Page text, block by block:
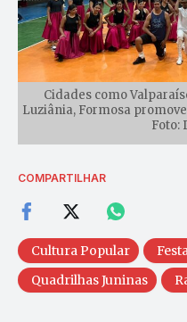
Cidades como
Luziânia, Formosa
Foto:
COMPARTILHAR
Cultura Popular
Quadrilhas Juninas